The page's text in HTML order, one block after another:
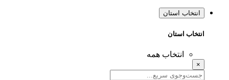
انتخاب استان
انتخاب استان
انتخاب همه
×